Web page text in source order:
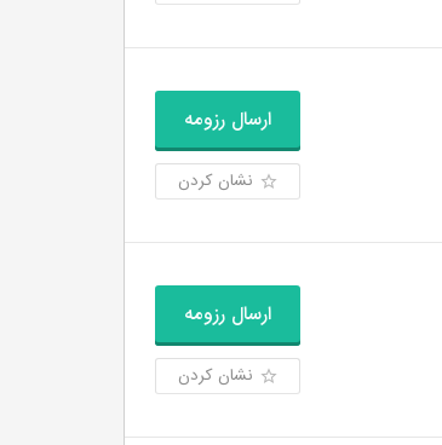
ارسال رزومه
نشان کردن
ارسال رزومه
نشان کردن